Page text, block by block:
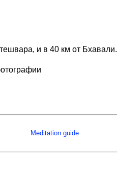
и в 40 км от Бхавали.
Meditation guide